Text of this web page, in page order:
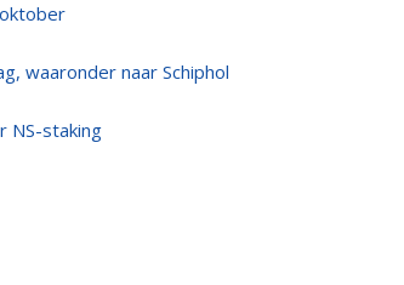
waaronder naar Schiphol
NS-staking